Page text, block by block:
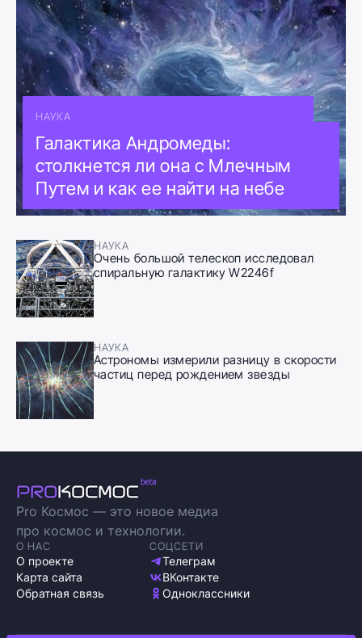
НАУКА
Галактика Андромеды:
столкнется ли она с Млечным
Путем и как ее найти на небе
НАУКА
Очень большой телескоп исследовал
спиральную галактику W2246f
НАУКА
Астрономы измерили разницу в скорости
частиц перед рождением звезды
Pro Космос — это новое медиа
про космос и технологии.
О НАС
О проекте
Карта сайта
Обратная связь
СОЦСЕТИ
Телеграм
ВКонтакте
Одноклассники